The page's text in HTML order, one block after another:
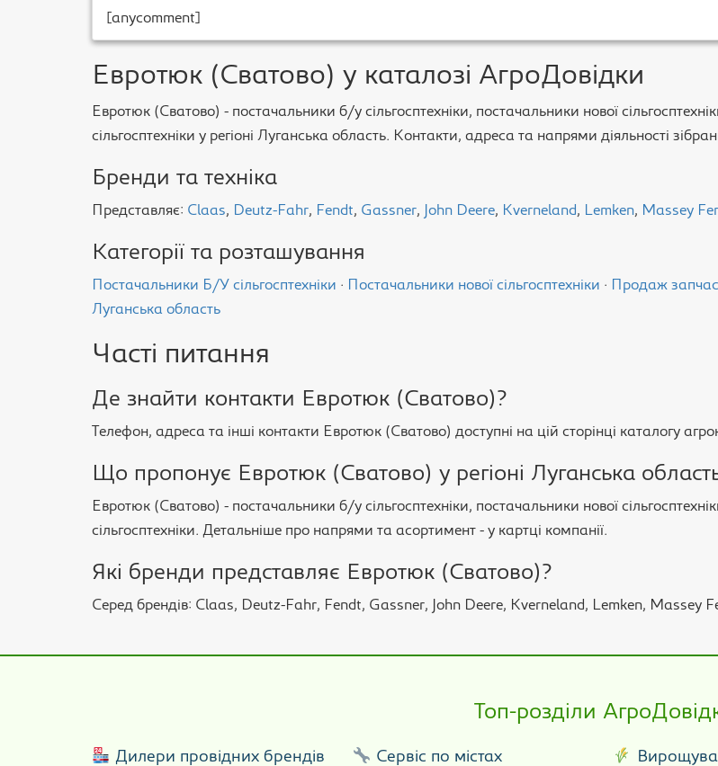
[anycomment]
Евротюк (Сватово) у каталозі АгроДовідки
Евротюк (Сватово) - постачальники б/у сільгосптехніки, постачальники нової
сільгосптехніки у регіоні Луганська область. Контакти, адреса та напрями діяльності
Бренди та техніка
Представляє: Claas, Deutz-Fahr, Fendt, Gassner, John Deere, Kverneland, Lemken, Massey
Категорії та розташування
Постачальники Б/У сільгосптехніки · Постачальники нової сільгосптехніки · Продаж
Луганська область
Часті питання
Де знайти контакти Евротюк (Сватово)?
Телефон, адреса та інші контакти Евротюк (Сватово) доступні на цій сторінці каталогу
Що пропонує Евротюк (Сватово) у регіоні Луганська
Евротюк (Сватово) - постачальники б/у сільгосптехніки, постачальники нової
сільгосптехніки. Детальніше про напрями та асортимент - у картці компанії.
Які бренди представляє Евротюк (Сватово)?
Серед брендів: Claas, Deutz-Fahr, Fendt, Gassner, John Deere, Kverneland, Lemken, Massey
Топ-розділи
Дилери провідних брендів Сервіс по містах